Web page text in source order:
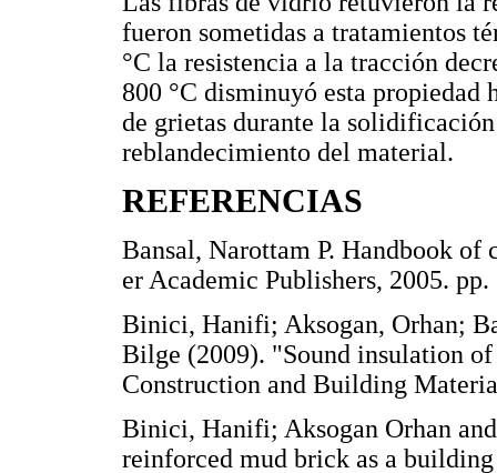
fueron sometidas a tratamientos
°C la resistencia a la tracción
800 °C disminuyó esta
de grietas durante la solidificación
reblandecimiento del material.
REFERENCIAS
Bansal, Narottam P. Handbook
er Academic Publishers,
Binici, Hanifi; Aksogan, Orhan;
Bilge (2009). "Sound insulation
Construction and Building
Binici, Hanifi; Aksogan Orhan
reinforced mud brick as a